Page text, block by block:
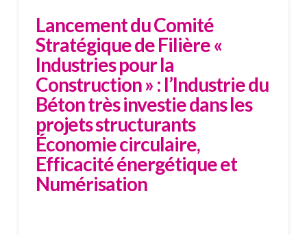
Lancement du Comité
Stratégique de Filière «
Industries pour la
Construction » : l’Industrie du
Béton très investie dans les
projets structurants
Économie circulaire,
Efficacité énergétique et
Numérisation